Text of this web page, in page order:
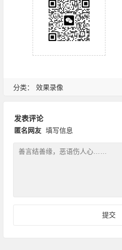
分类： 效果录像
发表评论
匿名网友 填写信息